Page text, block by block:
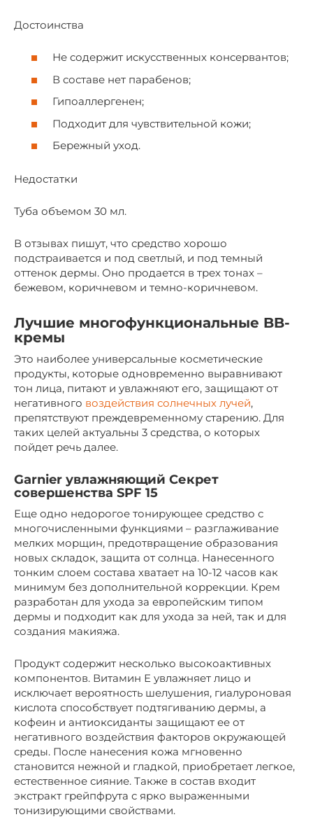
Достоинства
Не содержит искусственных консервантов;
В составе нет парабенов;
Гипоаллергенен;
Подходит для чувствительной кожи;
Бережный уход.
Недостатки
Туба объемом 30 мл.
В отзывах пишут, что средство хорошо
подстраивается и под светлый, и под темный
оттенок дермы. Оно продается в трех тонах –
бежевом, коричневом и темно-коричневом.
Лучшие многофункциональные BB-
кремы
Это наиболее универсальные косметические
продукты, которые одновременно выравнивают
тон лица, питают и увлажняют его, защищают от
негативного воздействия солнечных лучей,
препятствуют преждевременному старению. Для
таких целей актуальны 3 средства, о которых
пойдет речь далее.
Garnier увлажняющий Секрет
совершенства SPF 15
Еще одно недорогое тонирующее средство с
многочисленными функциями – разглаживание
мелких морщин, предотвращение образования
новых складок, защита от солнца. Нанесенного
тонким слоем состава хватает на 10-12 часов как
минимум без дополнительной коррекции. Крем
разработан для ухода за европейским типом
дермы и подходит как для ухода за ней, так и для
создания макияжа.
Продукт содержит несколько высокоактивных
компонентов. Витамин Е увлажняет лицо и
исключает вероятность шелушения, гиалуроновая
кислота способствует подтягиванию дермы, а
кофеин и антиоксиданты защищают ее от
негативного воздействия факторов окружающей
среды. После нанесения кожа мгновенно
становится нежной и гладкой, приобретает легкое,
естественное сияние. Также в состав входит
экстракт грейпфрута с ярко выраженными
тонизирующими свойствами.